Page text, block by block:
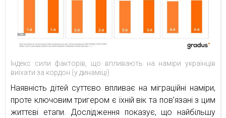
Індекс сили факторів, що впливають на наміри українців
виїхати за кордон (у динаміці)
Наявність дітей суттєво впливає на міграційні наміри,
проте ключовим тригером є їхній вік та пов’язані з цим
життєві етапи. Дослідження показує, що найбільшу